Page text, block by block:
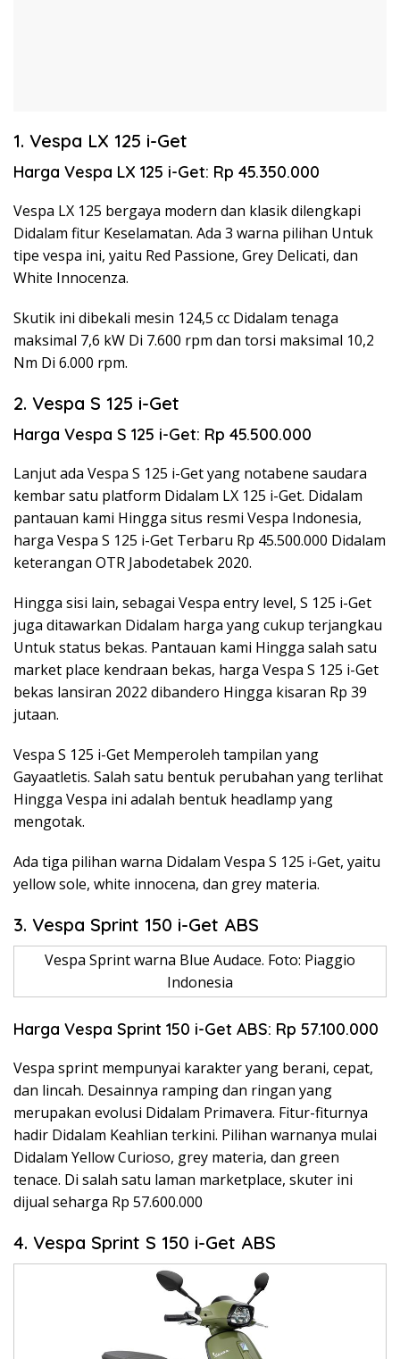
1. Vespa LX 125 i-Get
Harga Vespa LX 125 i-Get: Rp 45.350.000
Vespa LX 125 bergaya modern dan klasik dilengkapi
Didalam fitur Keselamatan. Ada 3 warna pilihan Untuk
tipe vespa ini, yaitu Red Passione, Grey Delicati, dan
White Innocenza.
Skutik ini dibekali mesin 124,5 cc Didalam tenaga
maksimal 7,6 kW Di 7.600 rpm dan torsi maksimal 10,2
Nm Di 6.000 rpm.
2. Vespa S 125 i-Get
Harga Vespa S 125 i-Get: Rp 45.500.000
Lanjut ada Vespa S 125 i-Get yang notabene saudara
kembar satu platform Didalam LX 125 i-Get. Didalam
pantauan kami Hingga situs resmi Vespa Indonesia,
harga Vespa S 125 i-Get Terbaru Rp 45.500.000 Didalam
keterangan OTR Jabodetabek 2020.
Hingga sisi lain, sebagai Vespa entry level, S 125 i-Get
juga ditawarkan Didalam harga yang cukup terjangkau
Untuk status bekas. Pantauan kami Hingga salah satu
market place kendraan bekas, harga Vespa S 125 i-Get
bekas lansiran 2022 dibandero Hingga kisaran Rp 39
jutaan.
Vespa S 125 i-Get Memperoleh tampilan yang
Gayaatletis. Salah satu bentuk perubahan yang terlihat
Hingga Vespa ini adalah bentuk headlamp yang
mengotak.
Ada tiga pilihan warna Didalam Vespa S 125 i-Get, yaitu
yellow sole, white innocena, dan grey materia.
3. Vespa Sprint 150 i-Get ABS
Vespa Sprint warna Blue Audace. Foto: Piaggio
Indonesia
Harga Vespa Sprint 150 i-Get ABS: Rp 57.100.000
Vespa sprint mempunyai karakter yang berani, cepat,
dan lincah. Desainnya ramping dan ringan yang
merupakan evolusi Didalam Primavera. Fitur-fiturnya
hadir Didalam Keahlian terkini. Pilihan warnanya mulai
Didalam Yellow Curioso, grey materia, dan green
tenace. Di salah satu laman marketplace, skuter ini
dijual seharga Rp 57.600.000
4. Vespa Sprint S 150 i-Get ABS